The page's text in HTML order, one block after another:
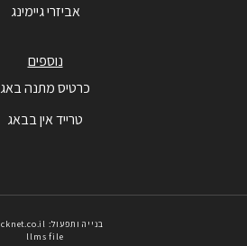
אביזרי גיימינג
נוספים
כרטיס מתנה באג
טרייד אין בבאג
בנייה ותפעול: Blacknet.co.il
llms file